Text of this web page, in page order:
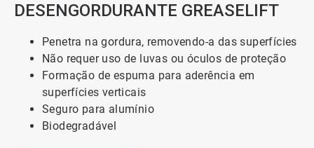
DESENGORDURANTE GREASELIFT
Penetra na gordura, removendo-a das superfícies
Não requer uso de luvas ou óculos de proteção
Formação de espuma para aderência em
superfícies verticais
Seguro para alumínio
Biodegradável